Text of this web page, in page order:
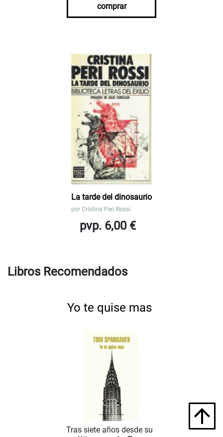
comprar
La tarde del dinosaurio
por Cristina Peri Rossi
pvp. 6,00 €
Libros Recomendados
Yo te quise mas
Tras siete años desde su